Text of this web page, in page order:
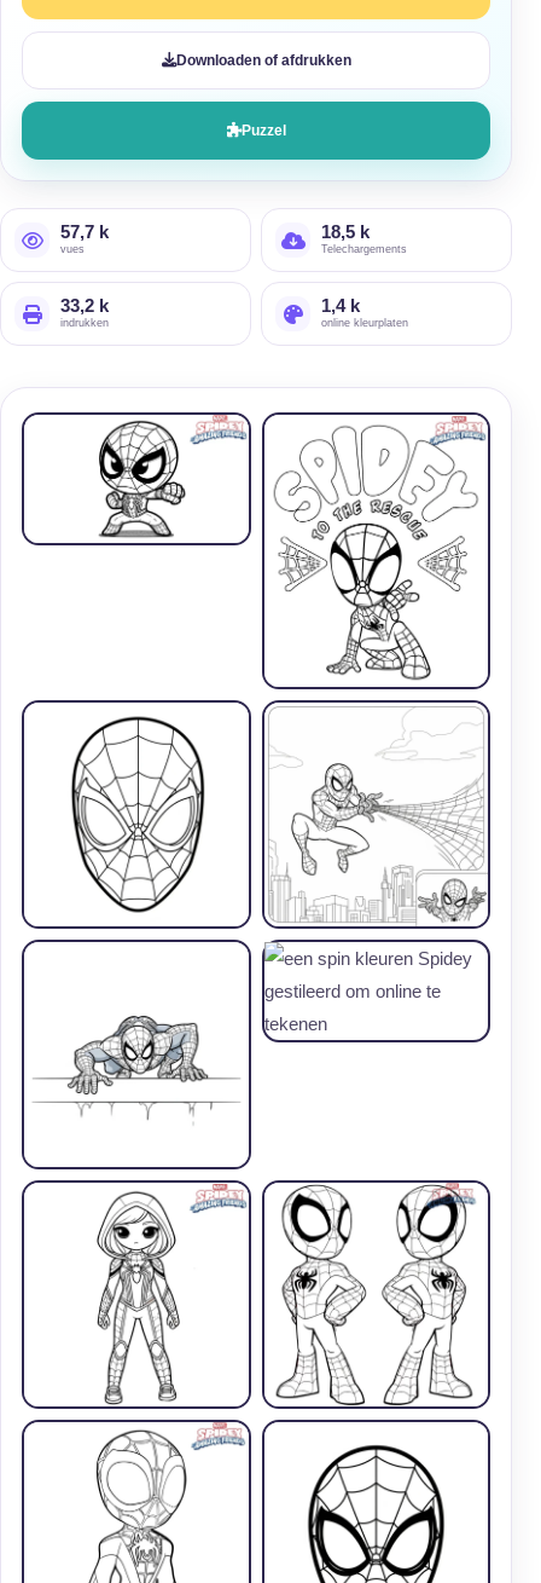
Downloaden of afdrukken
Puzzel
57,7 k
vues
18,5 k
Telechargements
33,2 k
indrukken
1,4 k
online kleurplaten